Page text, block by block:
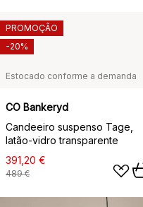
Estocado conforme a demanda
CO Bankeryd
Candeeiro suspenso Tage,
latão-vidro transparente
391,20 €
489 €
PROMOÇÃO
-20%